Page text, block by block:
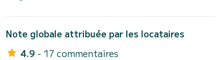
Note globale attribuée par les locataires
4.9 - 17 commentaires